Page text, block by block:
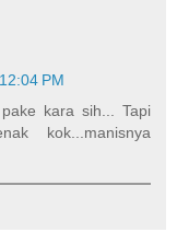
PM
kara sih... Tapi
kok...manisnya